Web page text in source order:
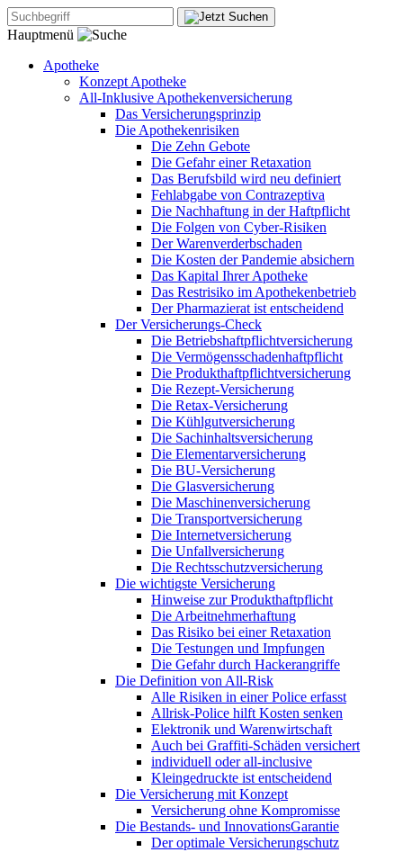
Hauptmenü
Apotheke
Konzept Apotheke
All-Inklusive Apothekenversicherung
Das Versicherungsprinzip
Die Apothekenrisiken
Die Zehn Gebote
Die Gefahr einer Retaxation
Das Berufsbild wird neu definiert
Fehlabgabe von Contrazeptiva
Die Nachhaftung in der Haftpflicht
Die Folgen von Cyber-Risiken
Der Warenverderbschaden
Die Kosten der Pandemie absichern
Das Kapital Ihrer Apotheke
Das Restrisiko im Apothekenbetrieb
Der Pharmazierat ist entscheidend
Der Versicherungs-Check
Die Betriebshaftpflichtversicherung
Die Vermögensschadenhaftpflicht
Die Produkthaftpflichtversicherung
Die Rezept-Versicherung
Die Retax-Versicherung
Die Kühlgutversicherung
Die Sachinhaltsversicherung
Die Elementarversicherung
Die BU-Versicherung
Die Glasversicherung
Die Maschinenversicherung
Die Transportversicherung
Die Internetversicherung
Die Unfallversicherung
Die Rechtsschutzversicherung
Die wichtigste Versicherung
Hinweise zur Produkthaftpflicht
Die Arbeitnehmerhaftung
Das Risiko bei einer Retaxation
Die Testungen und Impfungen
Die Gefahr durch Hackerangriffe
Die Definition von All-Risk
Alle Risiken in einer Police erfasst
Allrisk-Police hilft Kosten senken
Elektronik und Warenwirtschaft
Auch bei Graffiti-Schäden versichert
individuell oder all-inclusive
Kleingedruckte ist entscheidend
Die Versicherung mit Konzept
Versicherung ohne Kompromisse
Die Bestands- und InnovationsGarantie
Der optimale Versicherungschutz